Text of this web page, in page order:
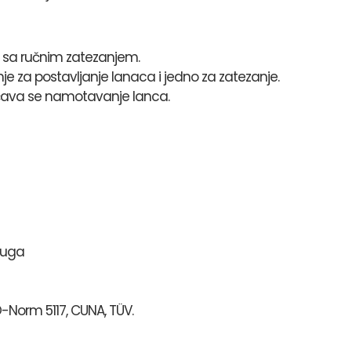
ručnim zatezanjem.
za postavljanje lanaca i jedno za zatezanje.
se namotavanje lanca.
5117, CUNA, TÜV.